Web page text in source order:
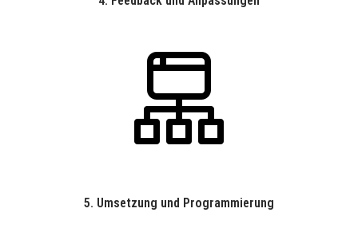
5. Umsetzung und Programmierung